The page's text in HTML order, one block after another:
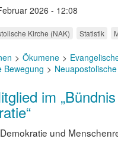
2026 - 12:08
Kirche (NAK) Statistik
Ökumene
Bewegung
im
und